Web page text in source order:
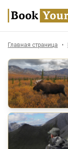
Главная страница